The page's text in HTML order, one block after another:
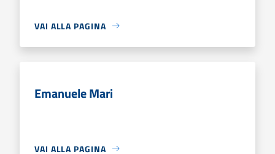
VAI ALLA PAGINA
Emanuele Mari
VAI ALLA PAGINA